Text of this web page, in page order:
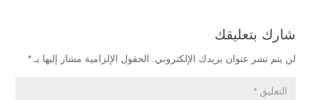
شارك بتعليقك
لن يتم نشر عنوان بريدك الإلكتروني. الحقول الإلزامية مشار إليها بـ *